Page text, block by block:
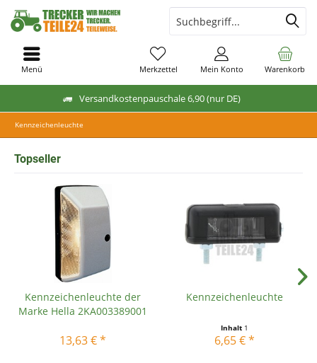
Versandkostenpauschale 6,90 (nur DE)
Warenkorb
Merkzettel Mein Konto
Menü
Kennzeichenleuchte
Topseller
Kennzeichenleuchte der
Marke Hella 2KA003389001
13,63 € *
Kennzeichenleuchte
Inhalt 1
6,65 € *